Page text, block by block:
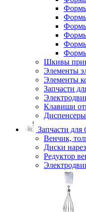
Формы
Шкивы
Элементы
Элементы
Запчасти
Клавиши
Запчасти для
Венчик,
Диски
Редуктор